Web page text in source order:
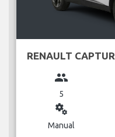
RENAULT CAPTUR
group
5
miscellaneous_services
Manual